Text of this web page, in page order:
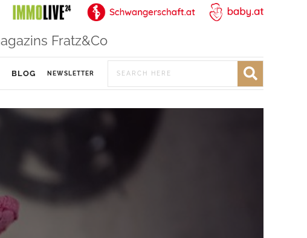
Fratz&Co
BLOG NEWSLETTER